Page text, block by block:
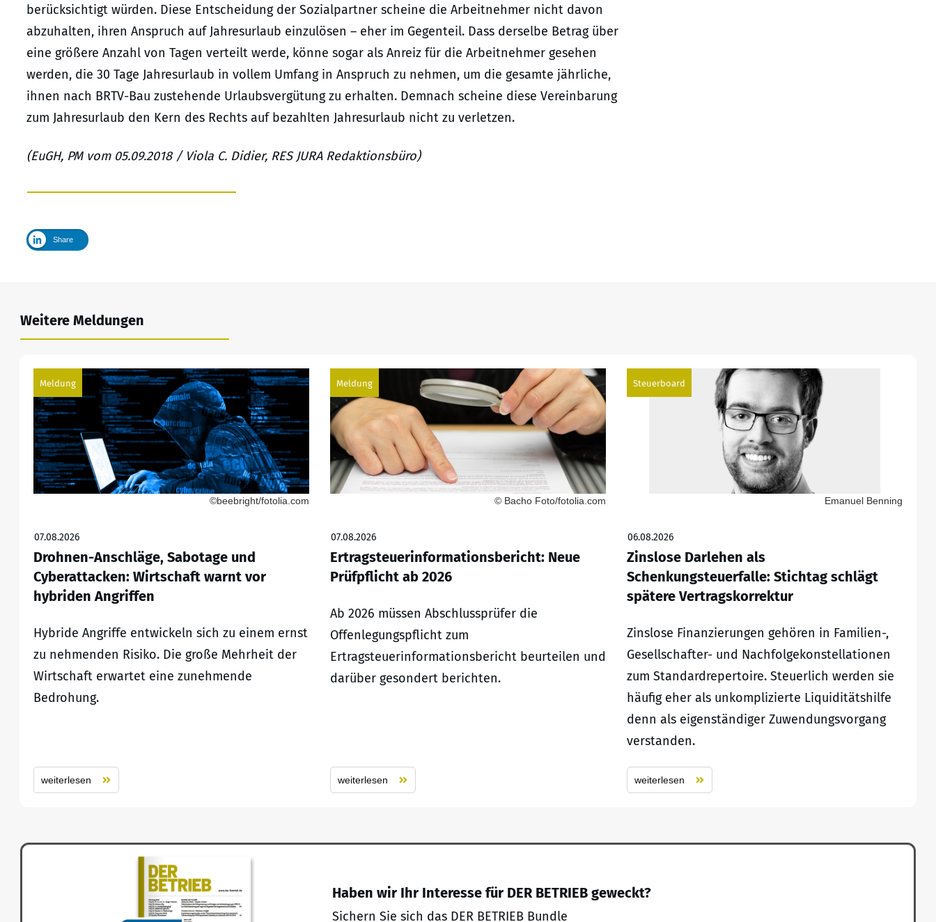
berücksichtigt würden. Diese Entscheidung der Sozialpartner scheine die Arbeitnehmer nicht davon
abzuhalten, ihren Anspruch auf Jahresurlaub einzulösen – eher im Gegenteil. Dass derselbe Betrag über
eine größere Anzahl von Tagen verteilt werde, könne sogar als Anreiz für die Arbeitnehmer gesehen
werden, die 30 Tage Jahresurlaub in vollem Umfang in Anspruch zu nehmen, um die gesamte jährliche,
ihnen nach BRTV-Bau zustehende Urlaubsvergütung zu erhalten. Demnach scheine diese Vereinbarung
zum Jahresurlaub den Kern des Rechts auf bezahlten Jahresurlaub nicht zu verletzen.
(EuGH, PM vom 05.09.2018 / Viola C. Didier, RES JURA Redaktionsbüro)
Share
Weitere Meldungen
Meldung
©beebright/fotolia.com
07.08.2026
Drohnen-Anschläge, Sabotage und
Cyberattacken: Wirtschaft warnt vor
hybriden Angriffen
Hybride Angriffe entwickeln sich zu einem ernst
zu nehmenden Risiko. Die große Mehrheit der
Wirtschaft erwartet eine zunehmende
Bedrohung.
weiterlesen
Meldung
© Bacho Foto/fotolia.com
07.08.2026
Ertragsteuerinformationsbericht: Neue
Prüfpflicht ab 2026
Ab 2026 müssen Abschlussprüfer die
Offenlegungspflicht zum
Ertragsteuerinformationsbericht beurteilen und
darüber gesondert berichten.
weiterlesen
Steuerboard
Emanuel Benning
06.08.2026
Zinslose Darlehen als
Schenkungsteuerfalle: Stichtag schlägt
spätere Vertragskorrektur
Zinslose Finanzierungen gehören in Familien-,
Gesellschafter- und Nachfolgekonstellationen
zum Standardrepertoire. Steuerlich werden sie
häufig eher als unkomplizierte Liquiditätshilfe
denn als eigenständiger Zuwendungsvorgang
verstanden.
weiterlesen
Haben wir Ihr Interesse für DER BETRIEB geweckt?
Sichern Sie sich das DER BETRIEB Bundle